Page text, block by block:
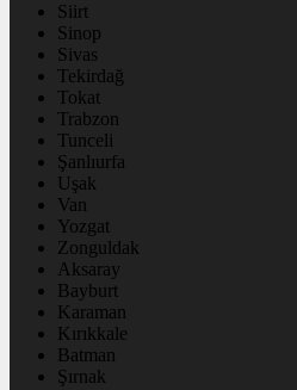
Siirt
Sinop
Sivas
Tekirdağ
Tokat
Trabzon
Tunceli
Şanlıurfa
Uşak
Van
Yozgat
Zonguldak
Aksaray
Bayburt
Karaman
Kırıkkale
Batman
Şırnak